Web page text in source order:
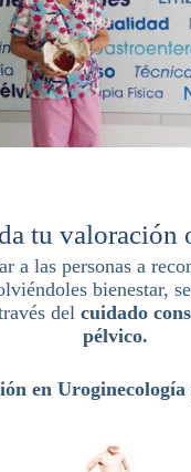
tu valoración
a las personas a
bienestar,
delcuidado
pélvico.
en